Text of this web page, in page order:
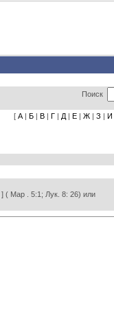
Поиск
[ А | Б | В | Г | Д | Е | Ж | З | И
] ( Map . 5:1; Лук. 8: 26) или